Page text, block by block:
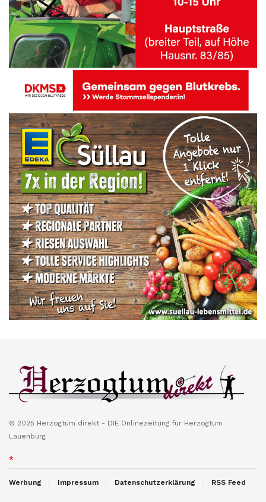
© 2025 Herzogtum direkt - DIE Onlinezeitung für Herzogtum
Lauenburg
*
Werbung Impressum Datenschutzerklärung RSS Feed